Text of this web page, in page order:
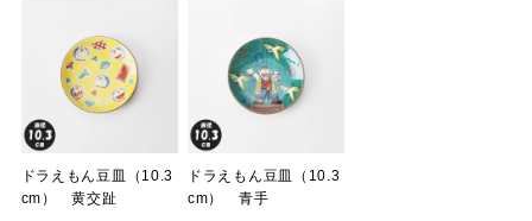
ドラえもん豆皿（10.3
cm） 黄交趾
ドラえもん豆皿（10.3
cm） 青手